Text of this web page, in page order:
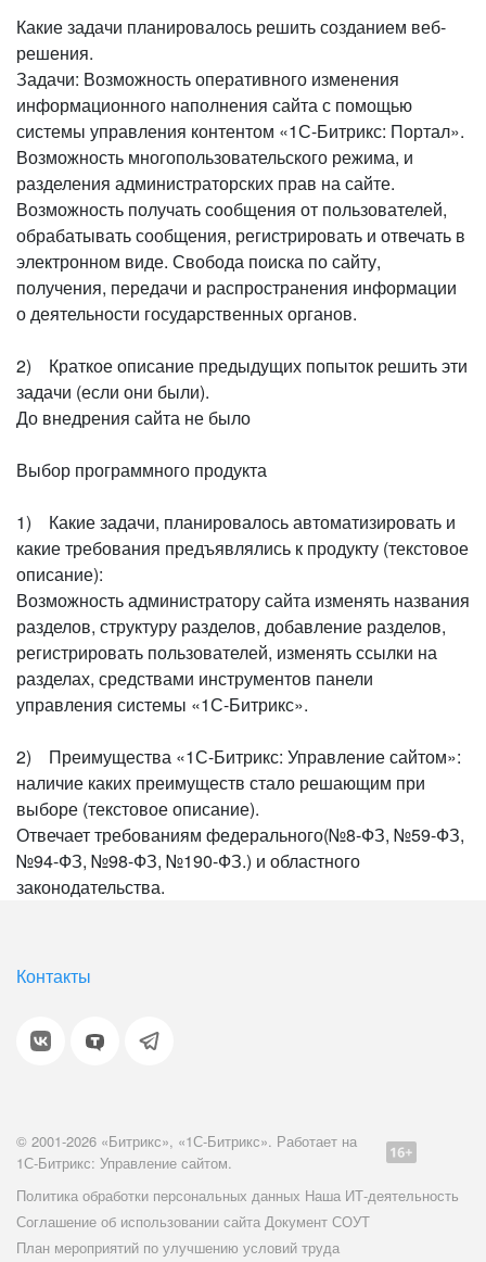
Какие задачи планировалось решить созданием веб-
решения.
Задачи: Возможность оперативного изменения
информационного наполнения сайта с помощью
системы управления контентом «1С-Битрикс: Портал».
Возможность многопользовательского режима, и
разделения администраторских прав на сайте.
Возможность получать сообщения от пользователей,
обрабатывать сообщения, регистрировать и отвечать в
электронном виде. Свобода поиска по сайту,
получения, передачи и распространения информации
о деятельности государственных органов.
2) Краткое описание предыдущих попыток решить эти
задачи (если они были).
До внедрения сайта не было
Выбор программного продукта
1) Какие задачи, планировалось автоматизировать и
какие требования предъявлялись к продукту (текстовое
описание):
Возможность администратору сайта изменять названия
разделов, структуру разделов, добавление разделов,
регистрировать пользователей, изменять ссылки на
разделах, средствами инструментов панели
управления системы «1С-Битрикс».
2) Преимущества «1С-Битрикс: Управление сайтом»:
наличие каких преимуществ стало решающим при
выборе (текстовое описание).
Отвечает требованиям федерального(№8-ФЗ, №59-ФЗ,
№94-ФЗ, №98-ФЗ, №190-ФЗ.) и областного
законодательства.
Контакты
© 2001-2026 «Битрикс», «1С-Битрикс». Работает на
1С-Битрикс: Управление сайтом.
Политика обработки персональных данных Наша ИТ-деятельность
Соглашение об использовании сайта Документ СОУТ
План мероприятий по улучшению условий труда